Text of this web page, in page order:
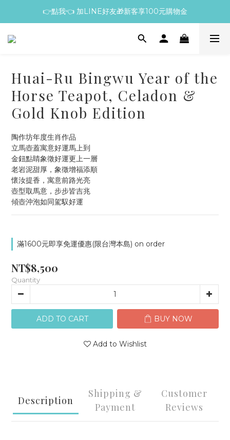
👉點我👈 加LINE好友🎁新客享100元購物金
Huai-Ru Bingwu Year of the
Horse Teapot, Celadon &
Gold Knob Edition
陶作坊年度生肖作品
立馬壺蓋寓意好運馬上到
金鈕點睛象徵好運更上一層
老岩泥甜厚，象徵增福添順
懷汝提香，寓意前路光亮
壺型取馬意，步步皆吉兆
傾壺沖泡如同駕馭好運
滿1600元即享免運優惠(限台灣本島) on order
NT$8,500
Quantity
ADD TO CART BUY NOW
Add to Wishlist
Description
Shipping &
Payment
Customer
Reviews